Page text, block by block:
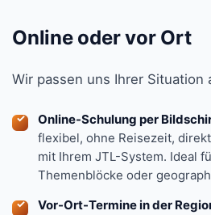
Online oder vor Ort
Wir passen uns Ihrer Situation
Online-Schulung per
flexibel, ohne Reisezeit,
mit Ihrem JTL-System. Ideal
Themenblöcke oder
Vor-Ort-Termine in der